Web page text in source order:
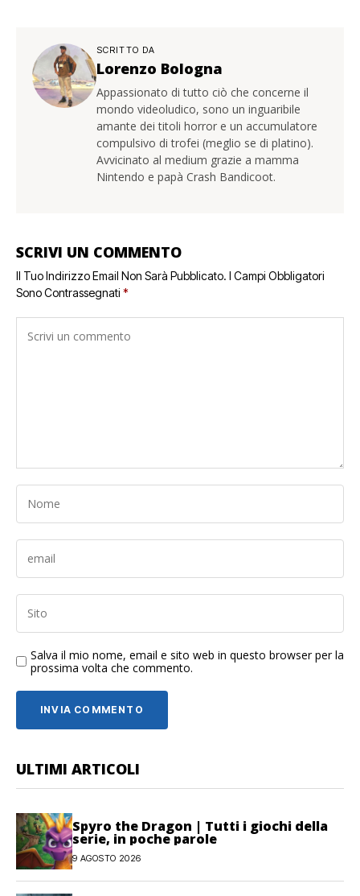
SCRITTO DA
Lorenzo Bologna
Appassionato di tutto ciò che concerne il
mondo videoludico, sono un inguaribile
amante dei titoli horror e un accumulatore
compulsivo di trofei (meglio se di platino).
Avvicinato al medium grazie a mamma
Nintendo e papà Crash Bandicoot.
SCRIVI UN COMMENTO
Il Tuo Indirizzo Email Non Sarà Pubblicato. I Campi Obbligatori
Sono Contrassegnati *
Salva il mio nome, email e sito web in questo browser per la
prossima volta che commento.
ULTIMI ARTICOLI
Spyro the Dragon | Tutti i giochi della
serie, in poche parole
9 AGOSTO 2026